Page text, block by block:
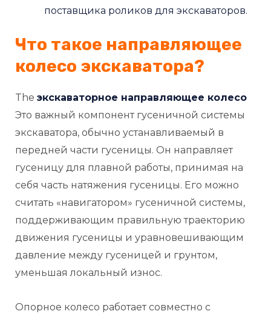
поставщика роликов для экскаваторов.
Что такое направляющее
колесо экскаватора?
The экскаваторное направляющее колесо
Это важный компонент гусеничной системы
экскаватора, обычно устанавливаемый в
передней части гусеницы. Он направляет
гусеницу для плавной работы, принимая на
себя часть натяжения гусеницы. Его можно
считать «навигатором» гусеничной системы,
поддерживающим правильную траекторию
движения гусеницы и уравновешивающим
давление между гусеницей и грунтом,
уменьшая локальный износ.
Опорное колесо работает совместно с